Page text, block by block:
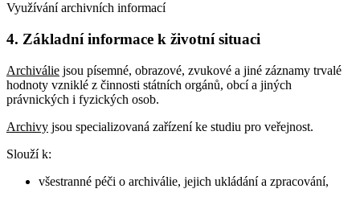
Využívání archivních informací
4. Základní informace k životní situaci
Archiválie jsou písemné, obrazové, zvukové a jiné záznamy trvalé
hodnoty vzniklé z činnosti státních orgánů, obcí a jiných
právnických i fyzických osob.
Archivy jsou specializovaná zařízení ke studiu pro veřejnost.
Slouží k:
všestranné péči o archiválie, jejich ukládání a zpracování,